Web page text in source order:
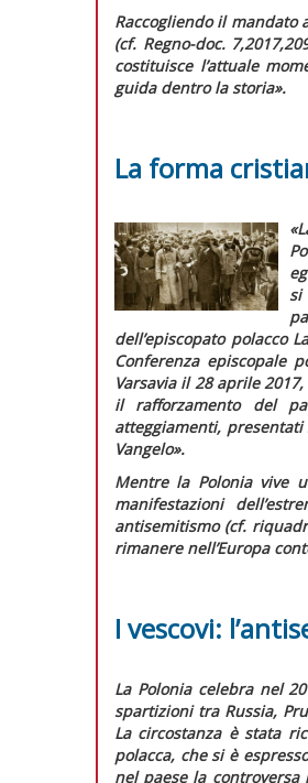
Raccogliendo il mandato
(cf. Regno-doc.
costituisce l’attuale
guida dentro la storia».
La forma
si
dell’episcopato polacco
Conferenza episcopale
Varsavia il 28 aprile
il rafforzamento del
atteggiamenti,
Vangelo».
Mentre la Polonia vive
manifestazioni
antisemitismo (cf.
rimanere nell’Europa
I vescovi:
La Polonia celebra nel
spartizioni tra Russia,
La circostanza è stata
polacca, che si è
nel paese la controversa